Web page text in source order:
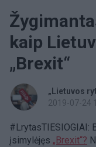
kaip
„Brexit“
„Lietuvos
2019-07-24
#LrytasTIESIOGIAI:
įsimylėjęs „Brexit“?